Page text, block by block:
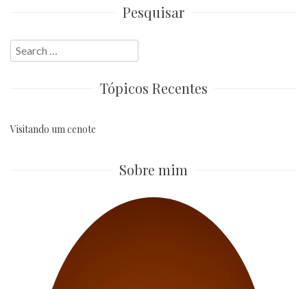
Pesquisar
Search
for:
Tópicos Recentes
Visitando um cenote
Sobre mim